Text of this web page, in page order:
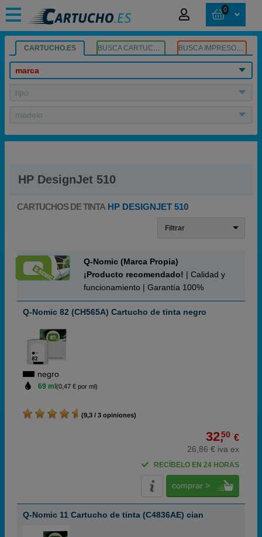
0
CARTUCHO.ES BUSCA CARTUCHOS BUSCA IMPRESORA
marca
tipo
modelo
HP DesignJet 510
CARTUCHOS DE TINTA HP DESIGNJET 510
Filtrar
Q-Nomic (Marca Propia)
¡Producto recomendado! | Calidad y
funcionamiento | Garantía 100%
Q-Nomic 82 (CH565A) Cartucho de tinta negro
negro
69 ml (0,47 € por ml)
(9,3 / 3 opiniones)
32,50 €
26,86 € iva ex
RECÍBELO EN 24 HORAS
comprar >
Q-Nomic 11 Cartucho de tinta (C4836AE) cian